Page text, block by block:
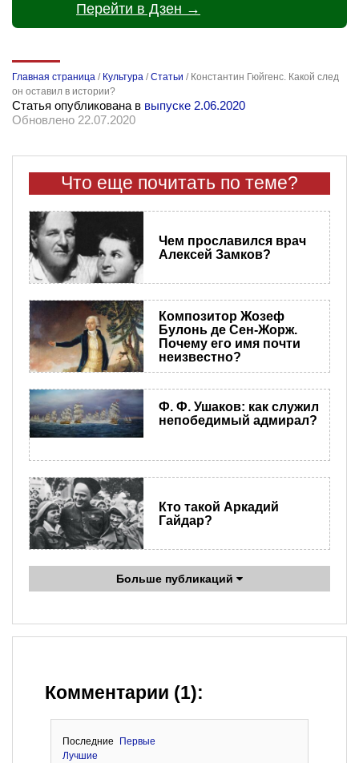
Перейти в Дзен →
Главная страница / Культура /Статьи / Константин Гюйгенс. Какой след
он оставил в истории?
Статья опубликована в выпуске 2.06.2020
Обновлено 22.07.2020
Что еще почитать по теме?
Чем прославился врач
Алексей Замков?
Композитор Жозеф
Булонь де Сен-Жорж.
Почему его имя почти
неизвестно?
Ф. Ф. Ушаков: как служил
непобедимый адмирал?
Кто такой Аркадий
Гайдар?
Больше публикаций
Комментарии (1):
Последние
Первые
Лучшие